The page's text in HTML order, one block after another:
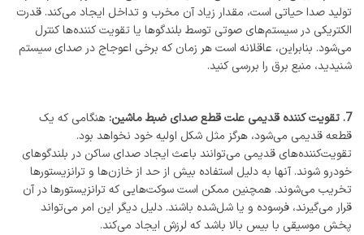
تولید صدا حیاتی است، مقدار زیاد آن مخرب و تداخل ایجاد می‌کند. قدرت
الکتریکی در سیستم‌های صوتی توسط بلندگوها یا تقویت کننده‌ها کنترل
می‌شود. بنابراین، عاقلانه است هر زمان که برخی اعوجاج در صدای سیستم
شنیدید، منبع برق را بررسی کنید.
7. تقویت کننده قدیمی علت قطع صدای ضبط ماشین:
هنگامی که یک
قطعه قدیمی می‌شود، هرگز مثل شکل اولیه خود نخواهد بود.
تقویت‌کننده‌های قدیمی می‌توانند باعث ایجاد صدای ساکن در بلندگوهای
خودرو شوند. آنها به دلیل استفاده بیش از حد از خازن‌ها و ترانزیستورها
تخریب می‌شوند. همچنین ممکن است سوکت‌هایی که ترانزیستورها در آن
قرار می‌گیرند، فرسوده و یا شل‌شده باشند. دلیل دیگر این امر می‌تواند
پخش موسیقی با بیس بالا باشد که لرزش ایجاد می‌کند.